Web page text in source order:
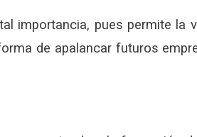
importancia, pues permite la
de apalancar futuros